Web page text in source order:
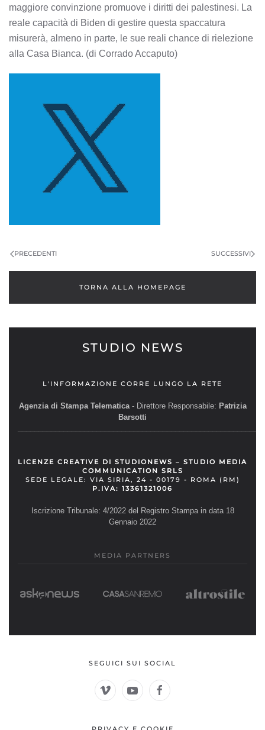
maggiore convinzione promuove i diritti dei palestinesi. La
reale capacità di Biden di gestire questa spaccatura
misurerà, almeno in parte, le sue reali chance di rielezione
alla Casa Bianca. (di Corrado Accaputo)
PRECEDENTI SUCCESSIVI
TORNA ALLA HOMEPAGE
STUDIO NEWS
L'INFORMAZIONE CORRE LUNGO LA RETE
Agenzia di Stampa Telematica- Direttore Responsabile: Patrizia
Barsotti
LICENZE CREATIVE DI STUDIONEWS – STUDIO MEDIA
COMMUNICATION SRLS
SEDE LEGALE: VIA SIRIA, 24 - 00179 - ROMA (RM)
P.IVA: 13361321006
Iscrizione Tribunale: 4/2022 del Registro Stampa in data 18
Gennaio 2022
MEDIA PARTNERS
SEGUICI SUI SOCIAL